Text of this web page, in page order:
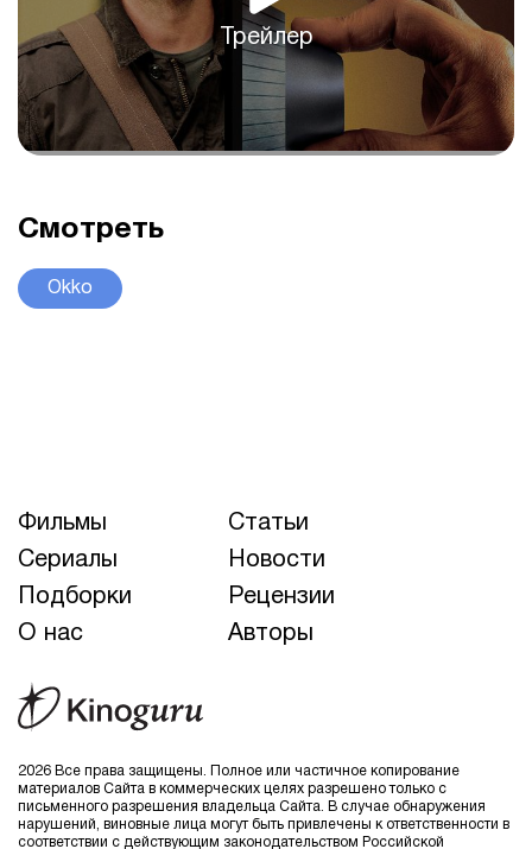
Трейлер
Смотреть
Okko
2026 Все права защищены. Полное или частичное копирование
материалов Сайта в коммерческих целях разрешено только с
письменного разрешения владельца Сайта. В случае обнаружения
нарушений, виновные лица могут быть привлечены к ответственности в
соответствии с действующим законодательством Российской
Фильмы
Статьи
Сериалы
Новости
Подборки
Рецензии
О нас
Авторы